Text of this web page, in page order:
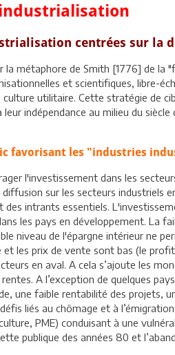
centrées sur la
la métaphore de Smith [1776] de la
et scientifiques, libre-
utilitaire. Cette stratégie de
indépendance au milieu du
favorisant les "industries
l'investissement dans les
sur les secteurs industriels
des intrants essentiels.
les pays en développement. La
niveau de l'épargne intérieur ne
les prix de vente sont bas (le
en aval. A cela s’ajoute les
A l’exception de quelques
une faible rentabilité des projets,
liés au chômage et à
PME) conduisant à une
publique des années 80 et